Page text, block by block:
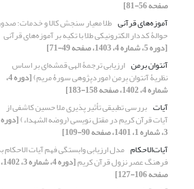
صفحه 56-81]
آموزه‌های قرآنی طلا‌ معیار سنجش کالا و خدمات؛
حوالۀ کد‌دار الکترونیکی طلا با تکیه بر آموزه‌های قرآنی
[دوره 5، شماره 4، 1403، صفحه 49-71]
آنتوان برمن ارزیابی ترجمۀ الهی قمشه‌ای بر اساس
نظریۀ آنتوان بِرمن (موردپژوهی سورۀ مریم) [دوره 4،
شماره 4، 1402، صفحه 158-183]
آیات بررسی تطبیقی تأثیر پذیری ملا حسین کاشفی از
آیات قرآن کریم در مقتل نویسی (روضه الشهداء)[دوره
3، شماره 1، 1401، صفحه 90-109]
آیات‌الاحکام مدل ارزیابی وابستگی فهم آیات الاحکام
فرهنگ عصر نزول قرآن کریم [دوره 4، شماره 3، 1402،
صفحه 106-127]